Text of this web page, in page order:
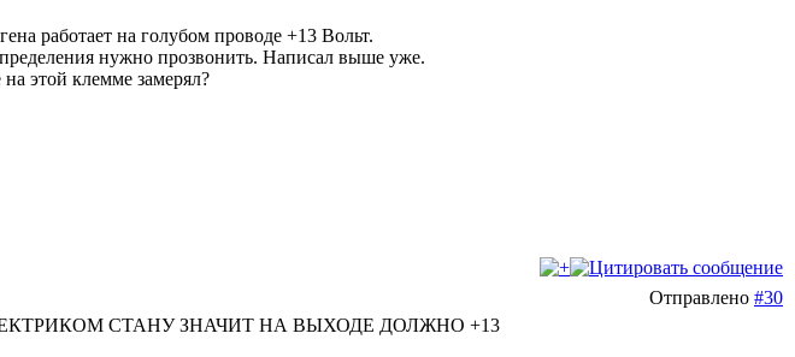
работает на голубом проводе +13 Вольт.
нужно прозвонить. Написал выше уже.
этой клемме замерял?
Отправлено #30
СТАНУ ЗНАЧИТ НА ВЫХОДЕ ДОЛЖНО +13